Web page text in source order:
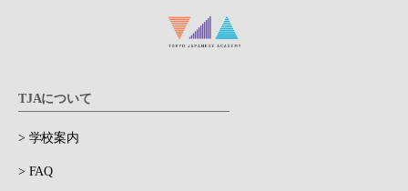
TJAについて
> 学校案内
> FAQ